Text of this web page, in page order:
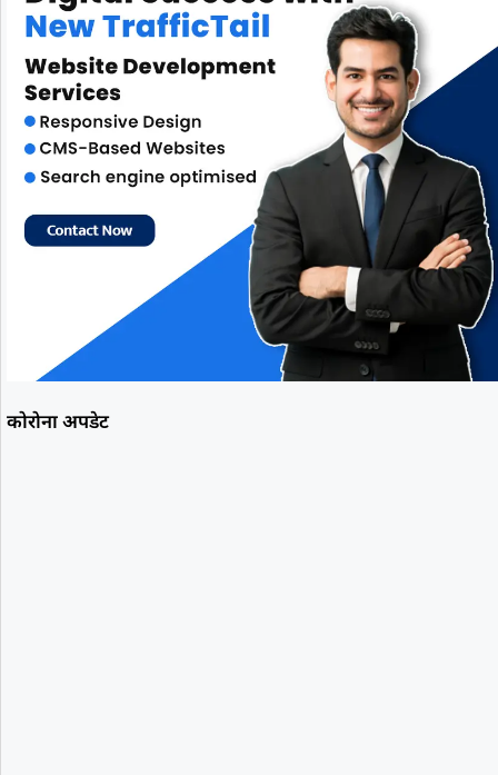
कोरोना अपडेट